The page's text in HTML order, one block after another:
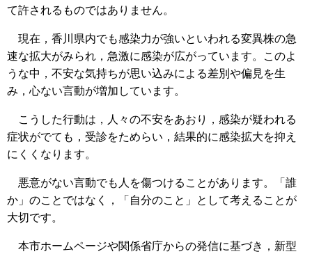
て許されるものではありません。
現在，香川県内でも感染力が強いといわれる変異株の急
速な拡大がみられ，急激に感染が広がっています。このよ
うな中，不安な気持ちが思い込みによる差別や偏見を生
み，心ない言動が増加しています。
こうした行動は，人々の不安をあおり，感染が疑われる
症状がでても，受診をためらい，結果的に感染拡大を抑え
にくくなります。
悪意がない言動でも人を傷つけることがあります。「誰
か」のことではなく，「自分のこと」として考えることが
大切です。
本市ホームページや関係省庁からの発信に基づき，新型